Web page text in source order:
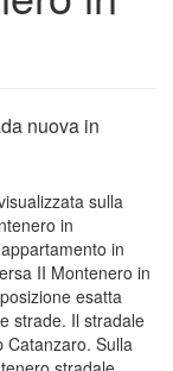
nuova in
sulla
in
in
II Montenero in
esatta
strade. Il stradale
Catanzaro. Sulla